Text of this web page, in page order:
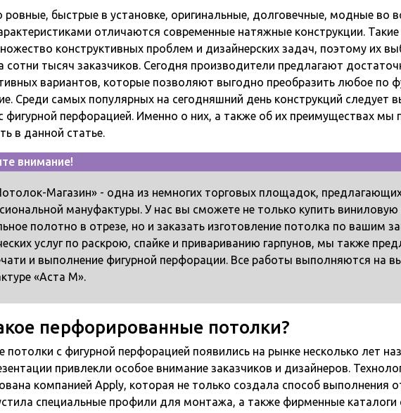
ровные, быстрые в установке, оригинальные, долговечные, модные во
отличаются современные натяжные конструкции.
конструктивных проблем и дизайнерских задач, поэтому их
сотни тысяч заказчиков. Сегодня производители предлагают
вариантов, которые позволяют выгодно преобразить любое по
Среди самых популярных на сегодняшний день конструкций следует
фигурной перфорацией. Именно о них, а также об их преимуществах мы
в данной статье.
внимание!
Магазин» - одна из немногих торговых площадок, предлагающих
мануфактуры. У нас вы сможете не только купить виниловую
полотно в отрезе, но и заказать изготовление потолка по вашим
услуг по раскрою, спайке и привариванию гарпунов, мы также
и выполнение фигурной перфорации. Все работы выполняются на
«Аста М».
перфорированные потолки?
потолки с фигурной перфорацией появились на рынке несколько лет
привлекли особое внимание заказчиков и дизайнеров.
компанией Apply, которая не только создала способ выполнения
специальные профили для монтажа, а также фирменные каталоги